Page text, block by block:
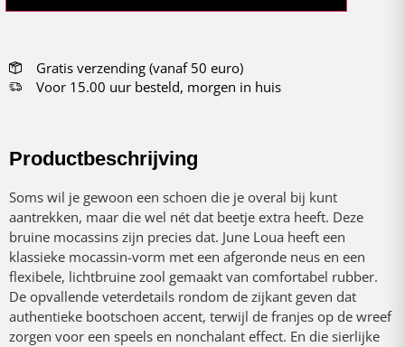
Gratis verzending (vanaf 50 euro)
Voor 15.00 uur besteld, morgen in huis
Productbeschrijving
Soms wil je gewoon een schoen die je overal bij kunt
aantrekken, maar die wel nét dat beetje extra heeft. Deze
bruine mocassins zijn precies dat. June Loua heeft een
klassieke mocassin-vorm met een afgeronde neus en een
flexibele, lichtbruine zool gemaakt van comfortabel rubber.
De opvallende veterdetails rondom de zijkant geven dat
authentieke bootschoen accent, terwijl de franjes op de wreef
zorgen voor een speels en nonchalant effect. En die sierlijke